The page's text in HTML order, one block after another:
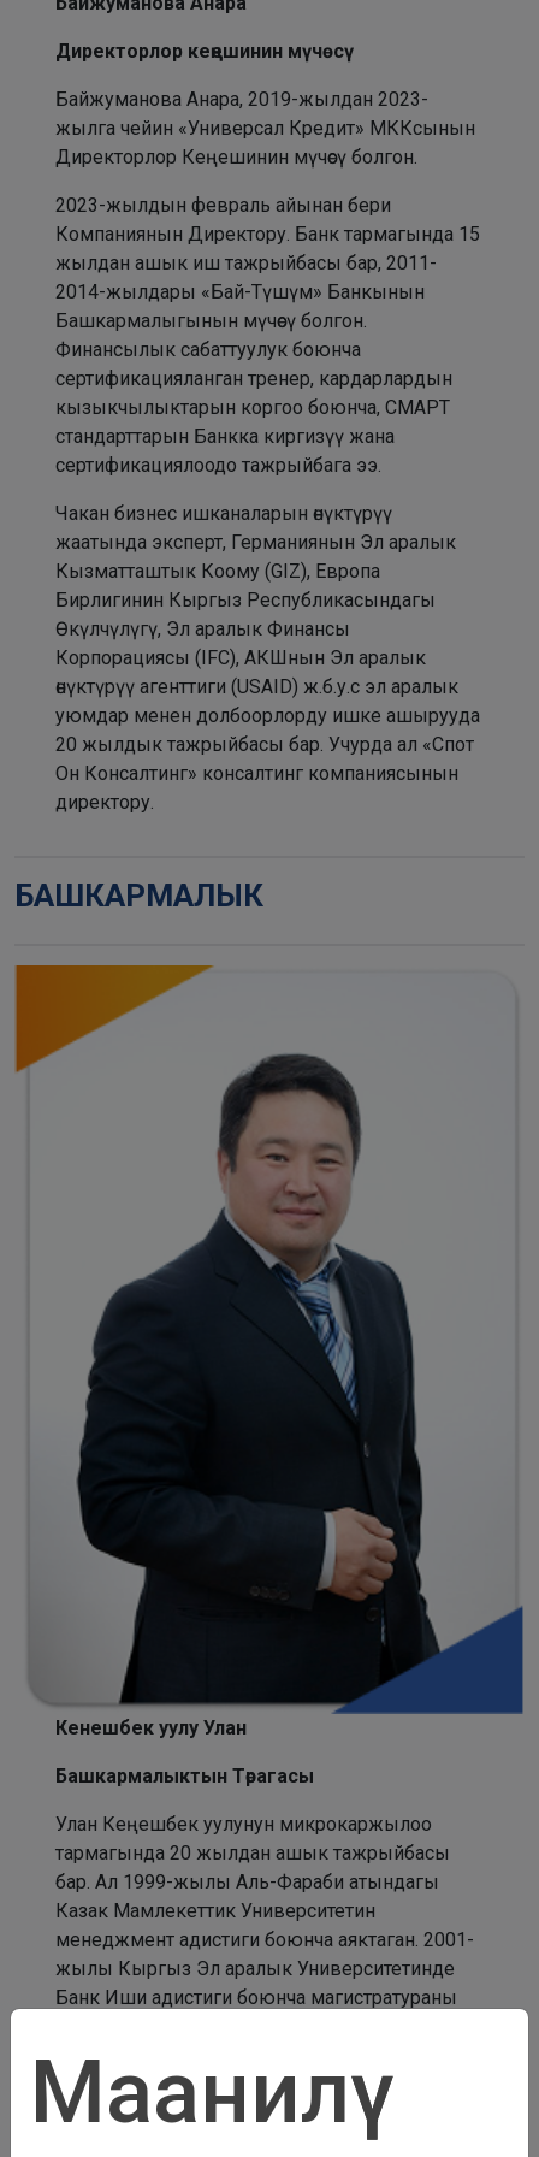
Директорлор кеңешинин мүчөсү
Байжуманова Анара, 2019-жылдан 2023-
жылга чейин «Универсал Кредит» МККсынын
Директорлор Кеңешинин мүчөсү болгон.
2023-жылдын февраль айынан бери
Компаниянын Директору. Банк тармагында 15
жылдан ашык иш тажрыйбасы бар, 2011-
2014-жылдары «Бай-Түшүм» Банкынын
Башкармалыгынын мүчөсү болгон.
Финансылык сабаттуулук боюнча
сертификацияланган тренер, кардарлардын
кызыкчылыктарын коргоо боюнча, СМАРТ
стандарттарын Банкка киргизүү жана
сертификациялоодо тажрыйбага ээ.
Чакан бизнес ишканаларын өнүктүрүү
жаатында эксперт, Германиянын Эл аралык
Кызматташтык Коому (GIZ), Европа
Бирлигинин Кыргыз Республикасындагы
Өкүлчүлүгү, Эл аралык Финансы
Корпорациясы (IFC), АКШнын Эл аралык
өнүктүрүү агенттиги (USAID) ж.б.у.с эл аралык
уюмдар менен долбоорлорду ишке ашырууда
20 жылдык тажрыйбасы бар. Учурда ал «Спот
Он Консалтинг» консалтинг компаниясынын
директору.
БАШКАРМАЛЫК
Кенешбек уулу Улан
Башкармалыктын Төрагасы
Улан Кеңешбек уулунун микрокаржылоо
тармагында 20 жылдан ашык тажрыйбасы
бар. Ал 1999-жылы Аль-Фараби атындагы
Казак Мамлекеттик Университетин
менеджмент адистиги боюнча аяктаган. 2001-
жылы Кыргыз Эл аралык Университетинде
Банк Иши адистиги боюнча магистратураны
2000-жылдан тарта анын эмгек жолу
микрофинансы сектору менен байланышкан,
Маанилүү